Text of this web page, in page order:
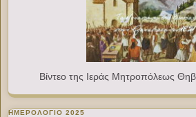
Βίντεο της Ιεράς Μητροπόλεως
ΗΜΕΡΟΛΟΓΙΟ 2025